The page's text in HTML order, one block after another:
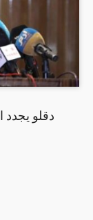
دقلو يجدد